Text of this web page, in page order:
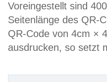
Voreingestellt sind
Seitenlänge des QR-
QR-Code von 4cm ×
ausdrucken, so setzt